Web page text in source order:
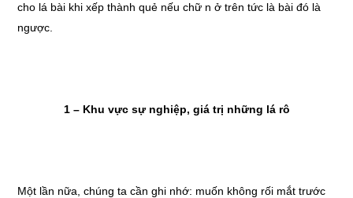
cho lá bài khi xếp thành quẻ nếu chữ n ở trên tức là bài đó là
ngược.
1 – Khu vực sự nghiệp, giá trị những lá rô
Một lần nữa, chúng ta cần ghi nhớ: muốn không rối mắt trước